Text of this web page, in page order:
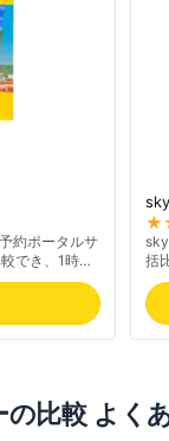
約ポータルサ
でき、1時間
ンには免責補
画面で必ずご
確認くださ
る地元レン
括
富
金
ー
の比較 よく